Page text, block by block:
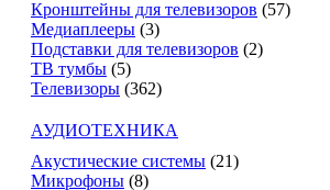
Кронштейны для телевизоров (57)
Медиаплееры (3)
Подставки для телевизоров (2)
ТВ тумбы (5)
Телевизоры (362)
АУДИОТЕХНИКА
Акустические системы (21)
Микрофоны (8)